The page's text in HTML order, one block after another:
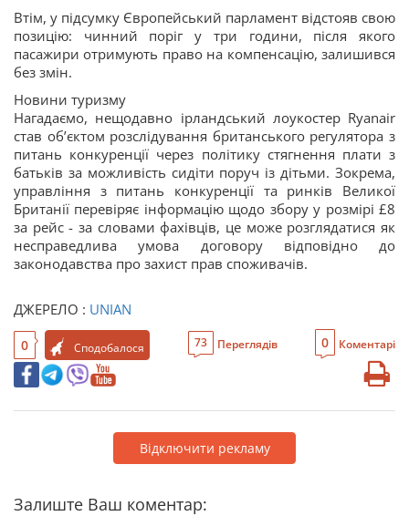
Втім, у підсумку Європейський парламент відстояв свою
позицію: чинний поріг у три години, після якого
пасажири отримують право на компенсацію, залишився
без змін.
Новини туризму
Нагадаємо, нещодавно ірландський лоукостер Ryanair
став об’єктом розслідування британського регулятора з
питань конкуренції через політику стягнення плати з
батьків за можливість сидіти поруч із дітьми. Зокрема,
управління з питань конкуренції та ринків Великої
Британії перевіряє інформацію щодо збору у розмірі £8
за рейс - за словами фахівців, це може розглядатися як
несправедлива умова договору відповідно до
законодавства про захист прав споживачів.
ДЖЕРЕЛО : UNIAN
0 Сподобалося 73 Переглядів 0 Коментарі
Відключити рекламу
Залиште Ваш коментар: